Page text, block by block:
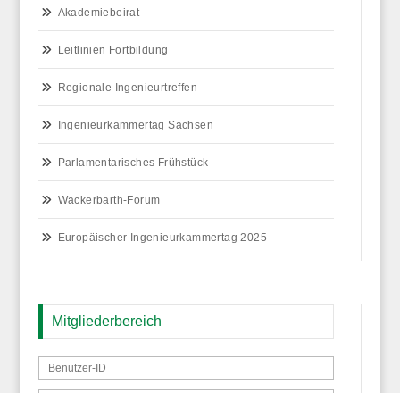
Akademiebeirat
Leitlinien Fortbildung
Regionale Ingenieurtreffen
Ingenieurkammertag Sachsen
Parlamentarisches Frühstück
Wackerbarth-Forum
Europäischer Ingenieurkammertag 2025
Mitgliederbereich